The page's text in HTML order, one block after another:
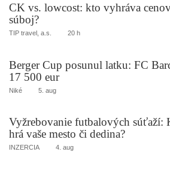
CK vs. lowcost: kto vyhráva
súboj?
TIP travel, a.s. 20 h
Berger Cup posunul latku: FC
17 500 eur
Niké 5. aug
Vyžrebovanie futbalových súťaží:
hrá vaše mesto či dedina?
INZERCIA 4. aug